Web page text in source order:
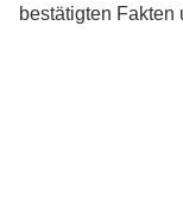
bestätigten Fakten